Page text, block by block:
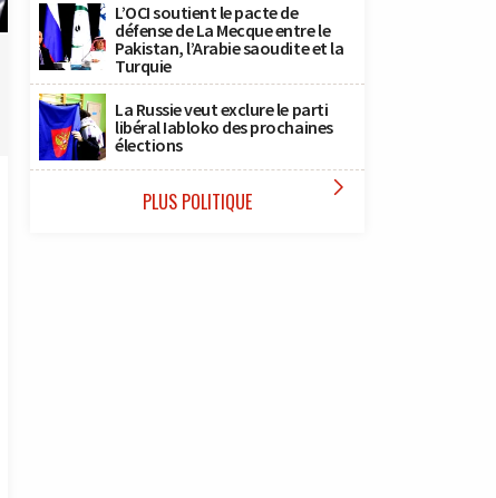
L’OCI soutient le pacte de
défense de La Mecque entre le
Pakistan, l’Arabie saoudite et la
Turquie
La Russie veut exclure le parti
libéral Iabloko des prochaines
élections
PLUS POLITIQUE 